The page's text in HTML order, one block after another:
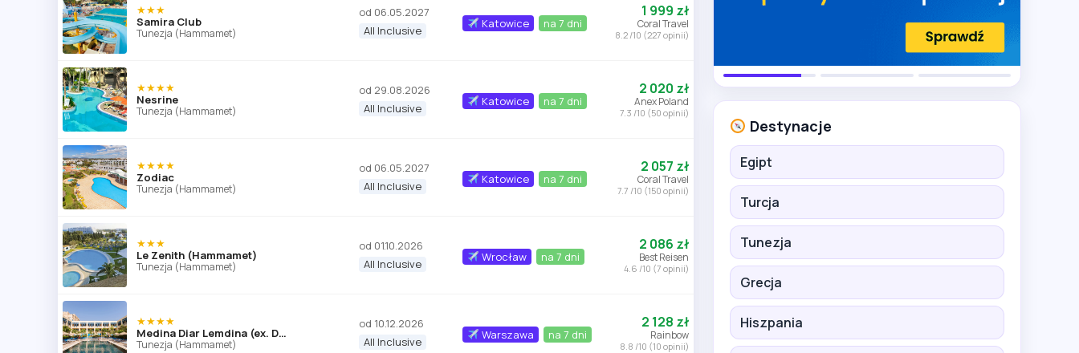
★★★
Samira Club
Tunezja (Hammamet)
od 06.05.2027
All Inclusive
Katowice na 7 dni
1 999 zł
Coral Travel
8.2 /10 (227 opinii)
★★★★
Nesrine
Tunezja (Hammamet)
od 29.08.2026
All Inclusive
Katowice na 7 dni
2 020 zł
Anex Poland
7.3 /10 (50 opinii)
★★★★
Zodiac
Tunezja (Hammamet)
od 06.05.2027
All Inclusive
Katowice na 7 dni
2 057 zł
Coral Travel
7.7 /10 (150 opinii)
★★★
Le Zenith (Hammamet)
Tunezja (Hammamet)
od 01.10.2026
All Inclusive
Wrocław na 7 dni
2 086 zł
Best Reisen
4.6 /10 (7 opinii)
★★★★
Medina Diar Lemdina (ex. Diar Lemdina)
Tunezja (Hammamet)
od 10.12.2026
All Inclusive
Warszawa na 7 dni
2 128 zł
Rainbow
8.8 /10 (10 opinii)
Destynacje
Egipt
Turcja
Tunezja
Grecja
Hiszpania